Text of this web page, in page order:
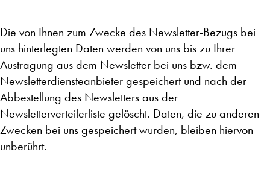
Die von Ihnen zum Zwecke des Newsletter-Bezugs bei
uns hinterlegten Daten werden von uns bis zu Ihrer
Austragung aus dem Newsletter bei uns bzw. dem
Newsletterdiensteanbieter gespeichert und nach der
Abbestellung des Newsletters aus der
Newsletterverteilerliste gelöscht. Daten, die zu anderen
Zwecken bei uns gespeichert wurden, bleiben hiervon
unberührt.